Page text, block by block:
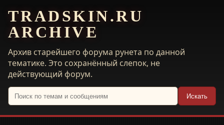
TRADSKIN.RU
ARCHIVE
Архив старейшего форума рунета по данной
тематике. Это сохранённый слепок, не
действующий форум.
Искать